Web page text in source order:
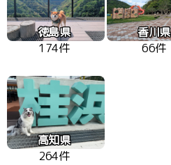
徳島県
174件
香川県
66件
高知県
264件